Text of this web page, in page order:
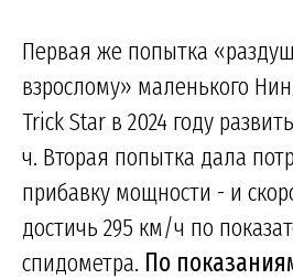
Первая же попытка
взрослому» маленького
Trick Star в 2024 году
ч. Вторая попытка дала
прибавку мощности - и
достичь 295 км/ч по
спидометра. По